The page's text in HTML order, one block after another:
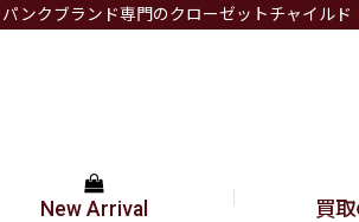
ンクブランド専門のクローゼットチャイルド
New Arrival 買